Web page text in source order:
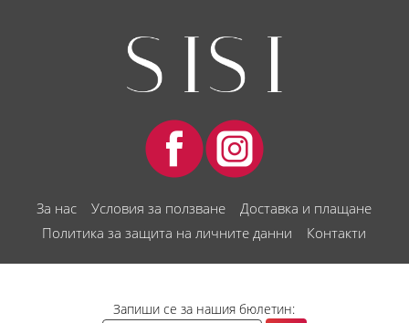
За нас Условия за ползване
Доставка и плащане
Политика за защита на личните данни
Контакти
Запиши се за нашия бюлетин: